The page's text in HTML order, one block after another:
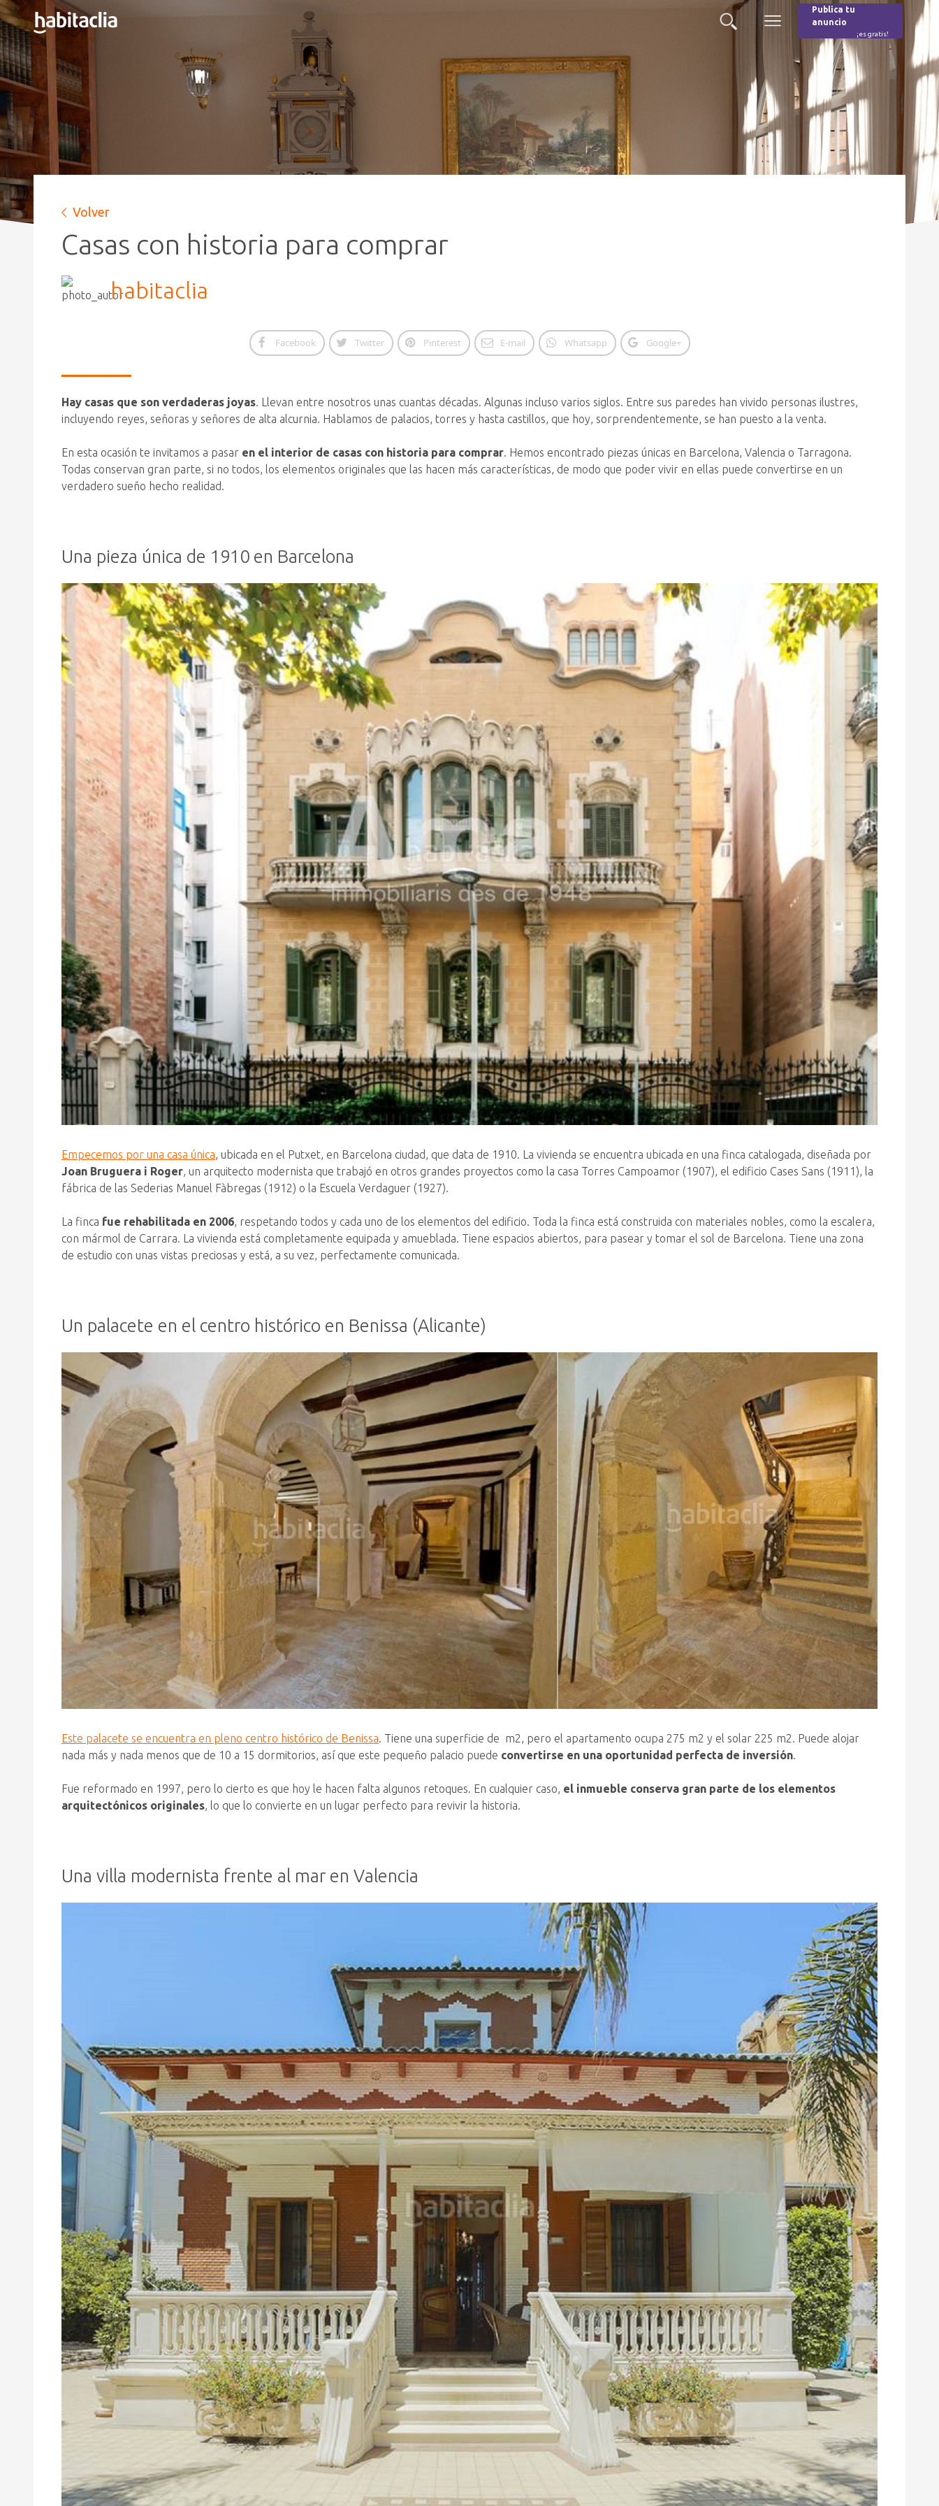
Buscar
Menú
Burger
Publica tu
anuncio
¡es gratis!
Volver
Casas con historia para comprar
habitaclia
Facebook Twitter Pinterest E-mail Whatsapp Google+
Hay casas que son verdaderas joyas. Llevan entre nosotros unas cuantas décadas. Algunas incluso varios siglos. Entre sus paredes han vivido personas ilustres,
incluyendo reyes, señoras y señores de alta alcurnia. Hablamos de palacios, torres y hasta castillos, que hoy, sorprendentemente, se han puesto a la venta.
En esta ocasión te invitamos a pasar en el interior de casas con historia para comprar. Hemos encontrado piezas únicas en Barcelona, Valencia o Tarragona.
Todas conservan gran parte, si no todos, los elementos originales que las hacen más características, de modo que poder vivir en ellas puede convertirse en un
verdadero sueño hecho realidad.
Una pieza única de 1910 en Barcelona
Empecemos por una casa única, ubicada en el Putxet, en Barcelona ciudad, que data de 1910. La vivienda se encuentra ubicada en una finca catalogada, diseñada por
Joan Bruguera i Roger, un arquitecto modernista que trabajó en otros grandes proyectos como la casa Torres Campoamor (1907), el edificio Cases Sans (1911), la
fábrica de las Sederias Manuel Fàbregas (1912) o la Escuela Verdaguer (1927).
La finca fue rehabilitada en 2006, respetando todos y cada uno de los elementos del edificio. Toda la finca está construida con materiales nobles, como la escalera,
con mármol de Carrara. La vivienda está completamente equipada y amueblada. Tiene espacios abiertos, para pasear y tomar el sol de Barcelona. Tiene una zona
de estudio con unas vistas preciosas y está, a su vez, perfectamente comunicada.
Un palacete en el centro histórico en Benissa (Alicante)
Este palacete se encuentra en pleno centro histórico de Benissa. Tiene una superficie de m2, pero el apartamento ocupa 275 m2 y el solar 225 m2. Puede alojar
nada más y nada menos que de 10 a 15 dormitorios, así que este pequeño palacio puede convertirse en una oportunidad perfecta de inversión.
Fue reformado en 1997, pero lo cierto es que hoy le hacen falta algunos retoques. En cualquier caso, el inmueble conserva gran parte de los elementos
arquitectónicos originales, lo que lo convierte en un lugar perfecto para revivir la historia.
Una villa modernista frente al mar en Valencia